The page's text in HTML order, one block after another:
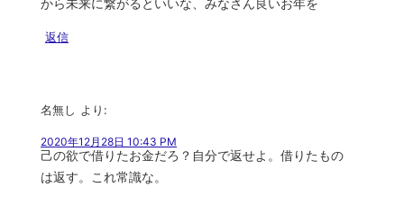
から未来に繋がるといいな、みなさん良いお年を
返信
名無し より:
2020年12月28日 10:43 PM
己の欲で借りたお金だろ？自分で返せよ。借りたもの
は返す。これ常識な。